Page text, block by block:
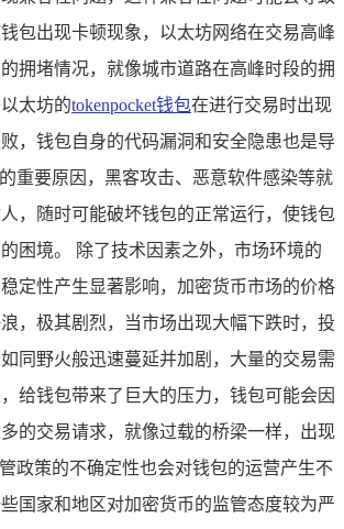
包出现卡顿现象，以太坊网络在交易高峰
拥堵情况，就像城市道路在高峰时段的拥
太坊的tokenpocket钱包在进行交易时出现
，钱包自身的代码漏洞和安全隐患也是导
重要原因，黑客攻击、恶意软件感染等就
，随时可能破坏钱包的正常运行，使钱包
困境。 除了技术因素之外，市场环境的
定性产生显著影响，加密货币市场的价格
，极其剧烈，当市场出现大幅下跌时，投
同野火般迅速蔓延并加剧，大量的交易需
给钱包带来了巨大的压力，钱包可能会因
的交易请求，就像过载的桥梁一样，出现
政策的不确定性也会对钱包的运营产生不
国家和地区对加密货币的监管态度较为严